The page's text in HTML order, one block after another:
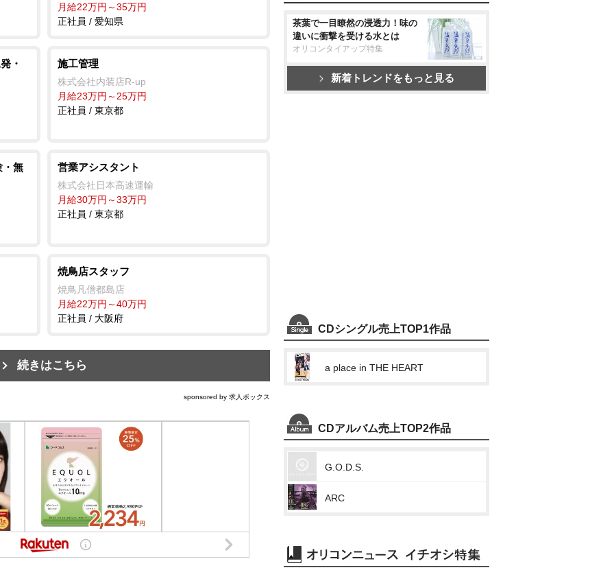
月給22万円～35万円
正社員 / 愛知県
・ 施工管理
株式会社内装店R-up
月給23万円～25万円
正社員 / 東京都
・無 営業アシスタント
株式会社日本高速運輸
月給30万円～33万円
正社員 / 東京都
焼鳥店スタッフ
焼鳥凡僧都島店
月給22万円～40万円
正社員 / 大阪府
続きはこちら
sponsored by 求人ボックス
茶葉で一目瞭然の浸透力！味の
違いに衝撃を受ける水とは
オリコンタイアップ特集
新着トレンドをもっと見る
CDシングル売上TOP1作品
a place in THE HEART
CDアルバム売上TOP2作品
G.O.D.S.
ARC